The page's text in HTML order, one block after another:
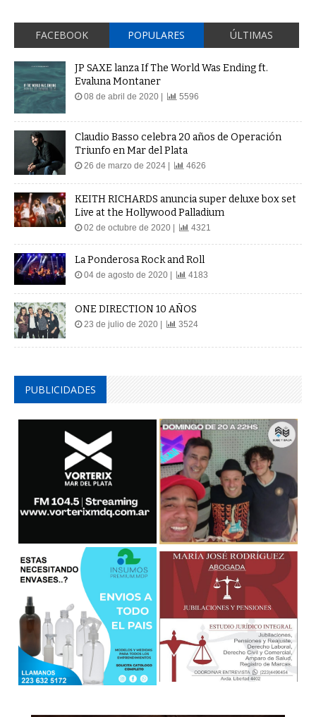
FACEBOOK POPULARES ÚLTIMAS
JP SAXE lanza If The World Was Ending ft.
Evaluna Montaner
08 de abril de 2020 | 5596
Claudio Basso celebra 20 años de Operación
Triunfo en Mar del Plata
26 de marzo de 2024 | 4626
KEITH RICHARDS anuncia super deluxe box set
Live at the Hollywood Palladium
02 de octubre de 2020 | 4321
La Ponderosa Rock and Roll
04 de agosto de 2020 | 4183
ONE DIRECTION 10 AÑOS
23 de julio de 2020 | 3524
PUBLICIDADES